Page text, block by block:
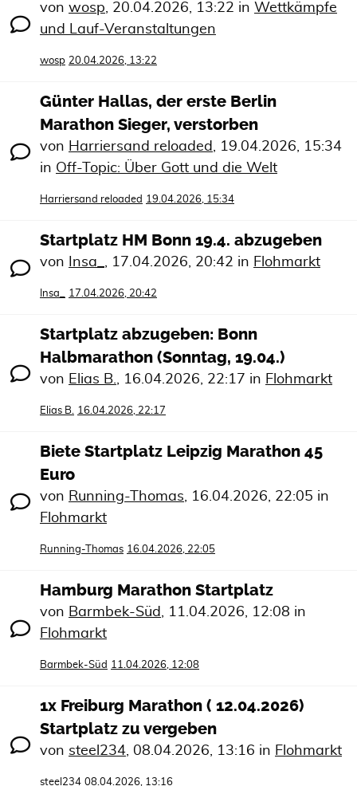
von wosp, 20.04.2026, 13:22 in Wettkämpfe
und Lauf-Veranstaltungen
wosp 20.04.2026, 13:22
Günter Hallas, der erste Berlin
Marathon Sieger, verstorben
von Harriersand reloaded, 19.04.2026, 15:34
in Off-Topic: Über Gott und die Welt
Harriersand reloaded 19.04.2026, 15:34
Startplatz HM Bonn 19.4. abzugeben
von Insa_ , 17.04.2026, 20:42 in Flohmarkt
Insa_ 17.04.2026, 20:42
Startplatz abzugeben: Bonn
Halbmarathon (Sonntag, 19.04.)
von Elias B., 16.04.2026, 22:17 in Flohmarkt
Elias B. 16.04.2026, 22:17
Biete Startplatz Leipzig Marathon 45
Euro
von Running-Thomas, 16.04.2026, 22:05 in
Flohmarkt
Running-Thomas 16.04.2026, 22:05
Hamburg Marathon Startplatz
von Barmbek-Süd, 11.04.2026, 12:08 in
Flohmarkt
Barmbek-Süd 11.04.2026, 12:08
1x Freiburg Marathon ( 12.04.2026)
Startplatz zu vergeben
von steel234, 08.04.2026, 13:16 in Flohmarkt
steel234 08.04.2026, 13:16